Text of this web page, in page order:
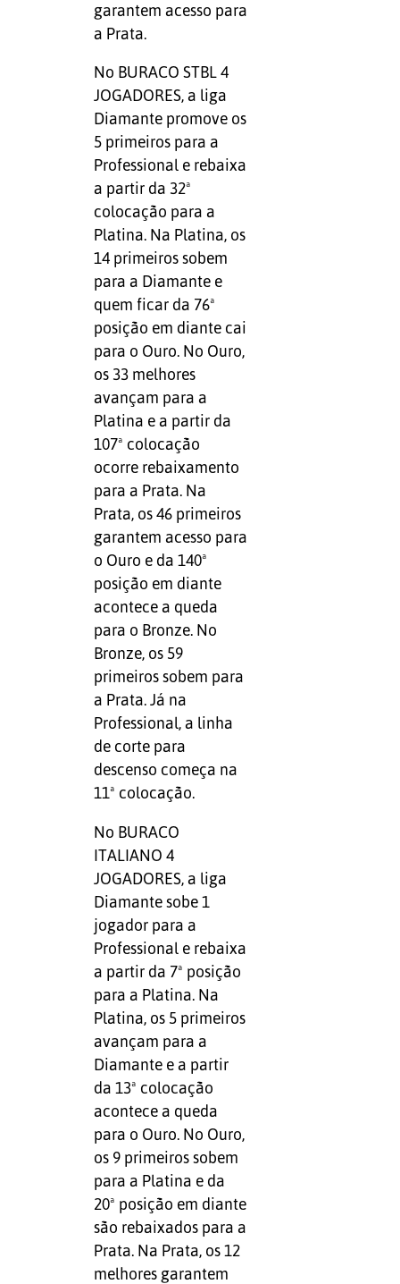
garantem acesso para
a Prata.
No BURACO STBL 4
JOGADORES, a liga
Diamante promove os
5 primeiros para a
Professional e rebaixa
a partir da 32ª
colocação para a
Platina. Na Platina, os
14 primeiros sobem
para a Diamante e
quem ficar da 76ª
posição em diante cai
para o Ouro. No Ouro,
os 33 melhores
avançam para a
Platina e a partir da
107ª colocação
ocorre rebaixamento
para a Prata. Na
Prata, os 46 primeiros
garantem acesso para
o Ouro e da 140ª
posição em diante
acontece a queda
para o Bronze. No
Bronze, os 59
primeiros sobem para
a Prata. Já na
Professional, a linha
de corte para
descenso começa na
11ª colocação.
No BURACO
ITALIANO 4
JOGADORES, a liga
Diamante sobe 1
jogador para a
Professional e rebaixa
a partir da 7ª posição
para a Platina. Na
Platina, os 5 primeiros
avançam para a
Diamante e a partir
da 13ª colocação
acontece a queda
para o Ouro. No Ouro,
os 9 primeiros sobem
para a Platina e da
20ª posição em diante
são rebaixados para a
Prata. Na Prata, os 12
melhores garantem